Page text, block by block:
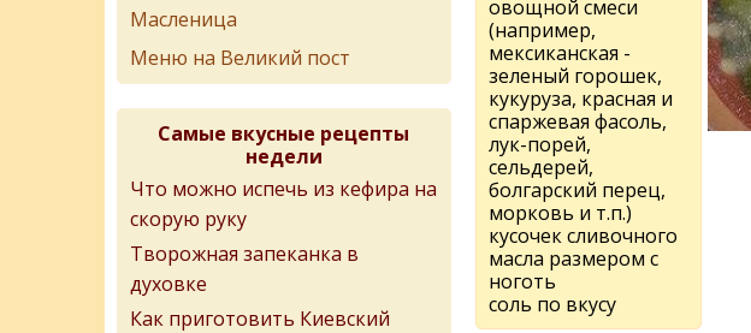
овощной смеси
(например,
мексиканская -
зеленый горошек,
кукуруза, красная и
спаржевая фасоль,
лук-порей,
сельдерей,
болгарский перец,
морковь и т.п.)
кусочек сливочного
масла размером с
ноготь
соль по вкусу
Масленица
Меню на Великий пост
Самые вкусные рецепты
недели
Что можно испечь из кефира на
скорую руку
Творожная запеканка в
духовке
Как приготовить Киевский